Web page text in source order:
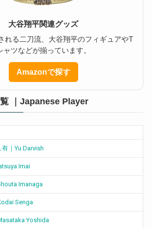
大谷翔平関連グッズ
れる二刀流、大谷翔平のフィギュアやT
ャツなどが揃っています。
Amazonで探す
｜Japanese Player
｜Yu Darvish
Imai
Imanaga
Senga
Yoshida